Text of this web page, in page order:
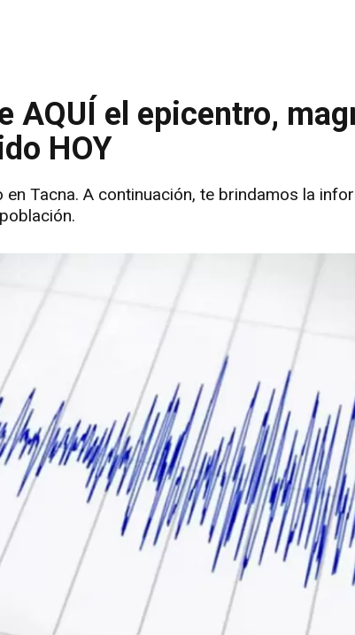
AQUÍ el epicentro,
HOY
Tacna. A continuación, te brindamos la